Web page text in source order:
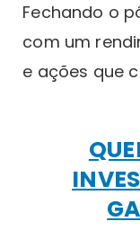
Fechando o
com um
e ações que